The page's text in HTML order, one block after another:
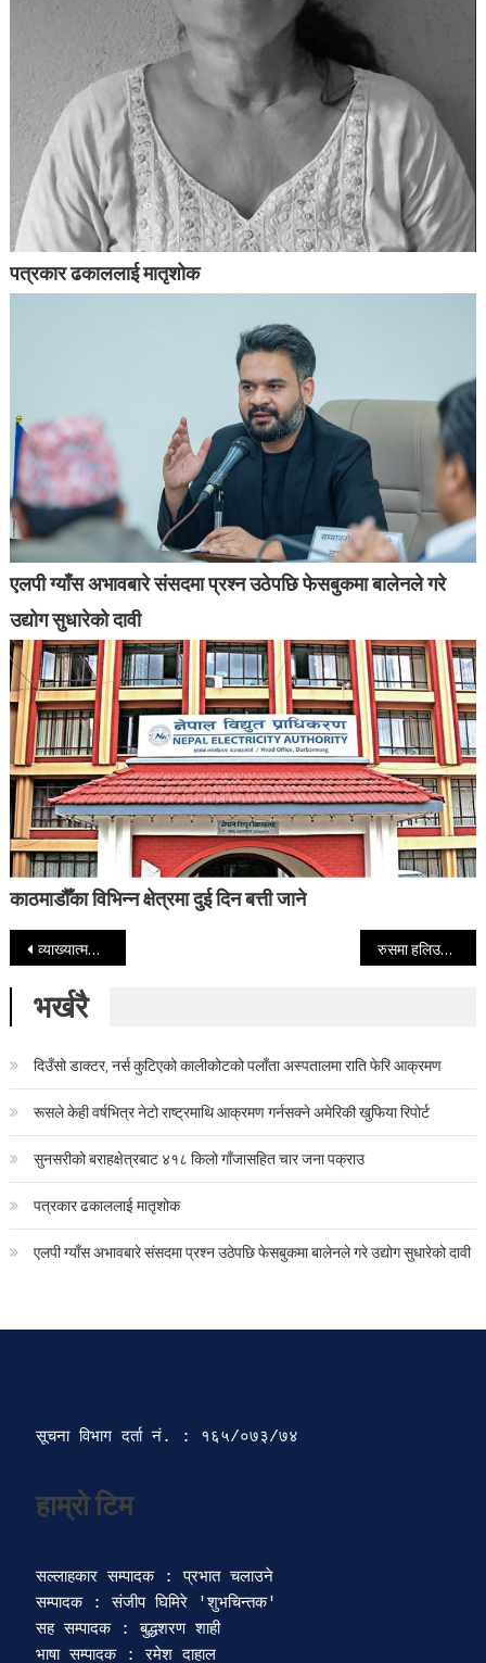
पत्रकार ढकाललाई मातृशोक
एलपी ग्याँस अभावबारे संसदमा प्रश्न उठेपछि फेसबुकमा बालेनले गरे
उद्योग सुधारेको दावी
काठमाडौँका विभिन्न क्षेत्रमा दुई दिन बत्ती जाने
Post navigation
व्याख्यात्मक घोषणा गर्दै एमसीसी सम्झौता पारित ( मुख्य बुँदा सहित ) रुसमा हलिउडका फिल्म प्रदर्शन नहुने
भर्खरै
दिउँसो डाक्टर, नर्स कुटिएको कालीकोटको पलाँता अस्पतालमा राति फेरि आक्रमण
रूसले केही वर्षभित्र नेटो राष्ट्रमाथि आक्रमण गर्नसक्ने अमेरिकी खुफिया रिपोर्ट
सुनसरीको बराहक्षेत्रबाट ४१८ किलो गाँजासहित चार जना पक्राउ
पत्रकार ढकाललाई मातृशोक
एलपी ग्याँस अभावबारे संसदमा प्रश्न उठेपछि फेसबुकमा बालेनले गरे उद्योग सुधारेको दावी
सूचना विभाग दर्ता‍ नं. : १६५/०७३/७४
हाम्रो टिम
सल्लाहकार सम्पादक : प्रभात चलाउने
सम्पादक : संजीप घिमिरे 'शुभचिन्तक'
सह सम्पादक : बुद्धशरण शाही
भाषा सम्पादक : रमेश दाहाल